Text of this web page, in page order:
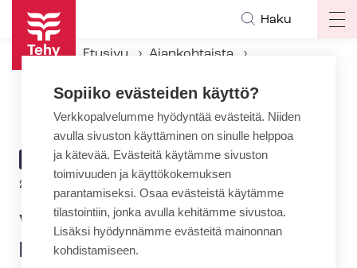
Hyppää
pääsisältöön
Haku
Etusivu
Ajankohtaista
Vuoden ensihoitaja 2023 on Petri Roivainen
ARTIKKELIN
KATEGORIA
AJANKOHTAISTA
24.4.2023 | 8:57
Vuoden ensihoitaja 2023 on
Petri Roivainen
Sopiiko evästeiden käyttö?
Verkkopalvelumme hyödyntää evästeitä. Niiden
avulla sivuston käyttäminen on sinulle helppoa
ja kätevää. Evästeitä käytämme sivuston
toimivuuden ja käyttökokemuksen
parantamiseksi. Osaa evästeistä käytämme
tilastointiin, jonka avulla kehitämme sivustoa.
Lisäksi hyödynnämme evästeitä mainonnan
kohdistamiseen.